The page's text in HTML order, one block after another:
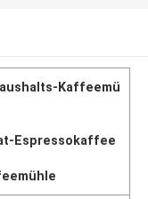
Kaffeemü
Espressokaffee